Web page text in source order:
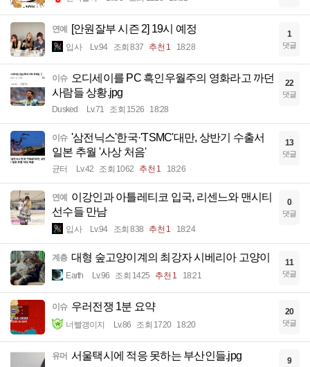
연예 [안원잘부 시즌 2] 19시 예정
입사 Lv.94 조회 837 추천 1 18:28
1
댓글
이슈 오디세이를 PC 흑인우월주의 영화라고 까던
사람들 상황.jpg
Dusked Lv.71 조회 1526 18:28
22
댓글
이슈 '삼전닉스'한국·'TSMC'대만, 상반기 수출서
일본 추월 '사상 처음'
균터 Lv.42 조회 1062 추천 1 18:26
13
댓글
연예
이강인과 아틀레티코 입국, 리센느와 맨시티
선수들 만남
입사 Lv.94 조회 838 추천 1 18:24
0
댓글
계층 대형 숲고양이계의 최강자 시베리아 고양이
Earth Lv.96 조회 1425 추천 1 18:21
11
댓글
이슈 우러전쟁 1분 요약
너빨갱이지 Lv.86 조회 1720 18:20
20
댓글
유머 서울택시에 적응 못하는 부산인들.jpg 9